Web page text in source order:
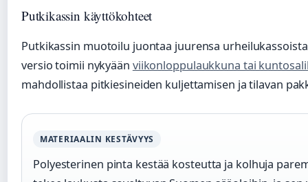
Putkikassin käyttökohteet
Putkikassin muotoilu juontaa juurensa
versio toimii nykyään viikonloppulaukkuna tai
mahdollistaa pitkiesineiden kuljettamisen ja tilavan
MATERIAALIN KESTÄVYYS
Polyesterinen pinta kestää kosteutta ja kolhuja